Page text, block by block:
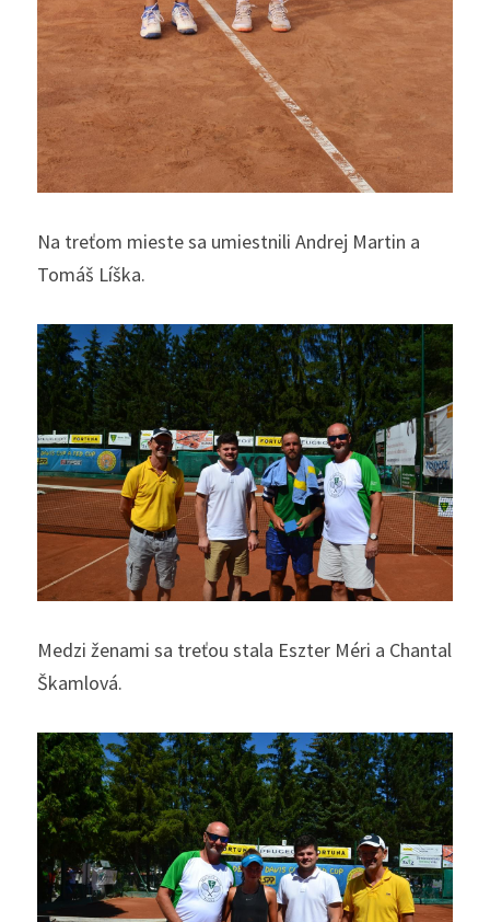
Na treťom mieste sa umiestnili Andrej Martin a
Tomáš Líška.
Medzi ženami sa treťou stala Eszter Méri a Chantal
Škamlová.